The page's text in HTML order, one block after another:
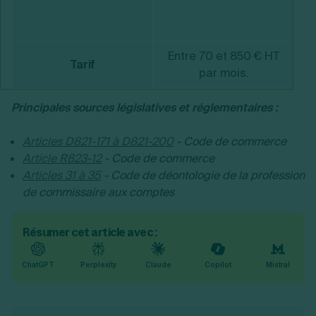
Tarif
Entre 70 et 850 € HT
par mois.
Principales sources législatives et réglementaires :
Articles D821-171 à D821-200 - Code de commerce
Article R823-12- Code de commerce
Articles 31 à 35 - Code de déontologie de la profession
de commissaire aux comptes
Résumer cet article avec :
ChatGPT Perplexity Claude Copilot Mistral